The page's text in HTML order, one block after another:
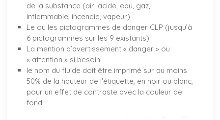
de la substance (air, acide, eau, gaz,
inflammable, incendie, vapeur)
Le ou les pictogrammes de danger CLP (jusqu’à
6 pictogrammes sur les 9 existants)
La mention d’avertissement « danger » ou
« attention » si besoin
le nom du fluide doit être imprimé sur au moins
50% de la hauteur de l'étiquette, en noir ou blanc,
pour un effet de contraste avec la couleur de
fond